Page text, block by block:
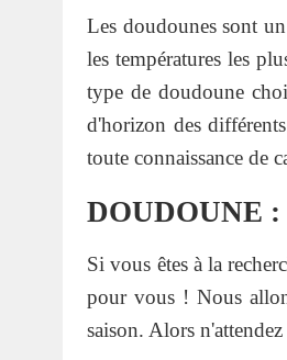
Les doudounes sont
les températures les
type de doudoune
d'horizon des
toute connaissance de
DOUDOUNE
Si vous êtes à la
pour vous ! Nous
saison. Alors